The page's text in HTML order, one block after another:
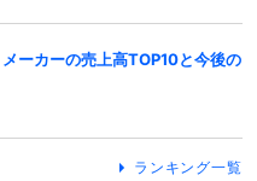
メーカーの売上高TOP10と今後の
ランキング一覧